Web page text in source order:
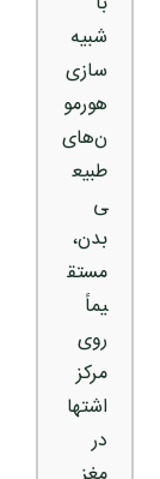
شبیه‌
سازی
هورمو
ن‌های
طبیع
ی
بدن،
مستق
یماً
روی
مرکز
اشتها
در